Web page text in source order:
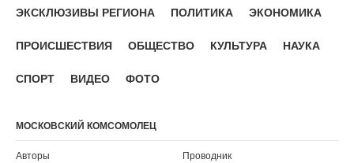
ЭКСКЛЮЗИВЫ РЕГИОНА ПОЛИТИКА ЭКОНОМИКА
ПРОИСШЕСТВИЯ ОБЩЕСТВО КУЛЬТУРА НАУКА
СПОРТ ВИДЕО ФОТО
МОСКОВСКИЙ КОМСОМОЛЕЦ
Авторы Проводник